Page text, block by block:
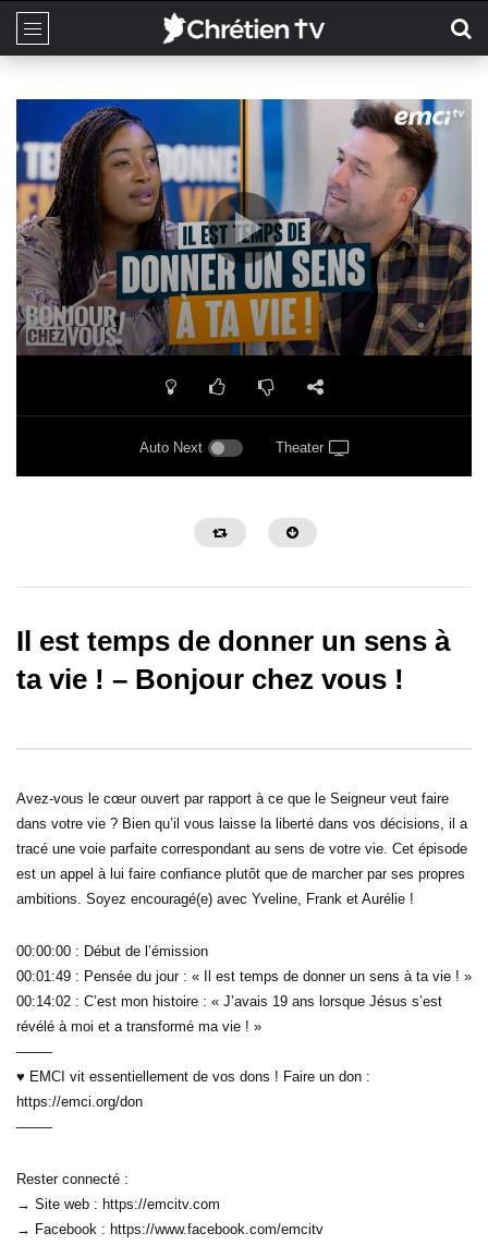
Auto Next Theater
Bonjour chez vous !
s’apprend ! – Bonjour
Il est temps de donner un sens à
ta vie ! – Bonjour chez vous !
Avez-vous le cœur ouvert par rapport à ce que le Seigneur veut faire
dans votre vie ? Bien qu’il vous laisse la liberté dans vos décisions, il a
tracé une voie parfaite correspondant au sens de votre vie. Cet épisode
est un appel à lui faire confiance plutôt que de marcher par ses propres
ambitions. Soyez encouragé(e) avec Yveline, Frank et Aurélie !
00:00:00 : Début de l’émission
00:01:49 : Pensée du jour : « Il est temps de donner un sens à ta vie ! »
00:14:02 : C’est mon histoire : « J’avais 19 ans lorsque Jésus s’est
révélé à moi et a transformé ma vie ! »
——–
♥ EMCI vit essentiellement de vos dons ! Faire un don :
https://emci.org/don
——–
Rester connecté :
→ Site web : https://emcitv.com
→ Facebook : https://www.facebook.com/emcitv